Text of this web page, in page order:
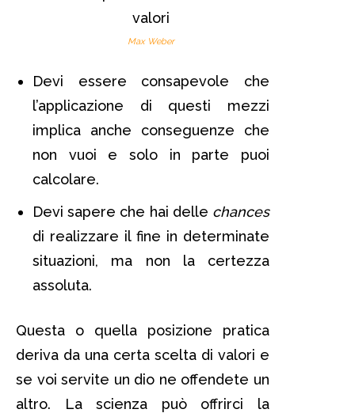
Max Weber
Devi essere consapevole che
l’applicazione di questi mezzi
implica anche conseguenze che
non vuoi e solo in parte puoi
calcolare.
Devi sapere che hai delle chances
di realizzare il fine in determinate
situazioni, ma non la certezza
assoluta.
Questa o quella posizione pratica
deriva da una certa scelta di valori e
se voi servite un dio ne offendete un
altro. La scienza può offrirci la